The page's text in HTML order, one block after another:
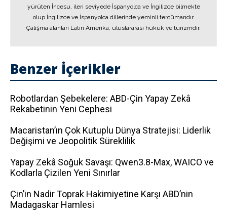
yürüten İncesu, ileri seviyede İspanyolca ve İngilizce bilmekte
olup İngilizce ve İspanyolca dillerinde yeminli tercümandır.
Çalışma alanları Latin Amerika, uluslararası hukuk ve turizmdir.
Benzer İçerikler
Robotlardan Şebekelere: ABD-Çin Yapay Zekâ
Rekabetinin Yeni Cephesi
Macaristan’ın Çok Kutuplu Dünya Stratejisi: Liderlik
Değişimi ve Jeopolitik Süreklilik
Yapay Zekâ Soğuk Savaşı: Qwen3.8-Max, WAICO ve
Kodlarla Çizilen Yeni Sınırlar
Çin’in Nadir Toprak Hakimiyetine Karşı ABD’nin
Madagaskar Hamlesi